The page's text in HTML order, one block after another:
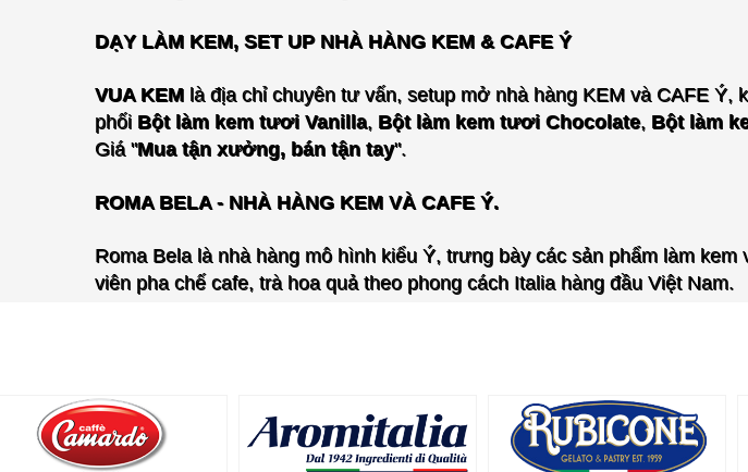
DẠY LÀM KEM, SET UP NHÀ HÀNG KEM & CAFE Ý
VUA KEM là địa chỉ chuyên tư vấn, setup mở nhà hàng KEM và CAFE
phối Bột làm kem tươi Vanilla, Bột làm kem tươi Chocolate, Bột làm
Giá "Mua tận xưởng, bán tận tay".
ROMA BELA - NHÀ HÀNG KEM VÀ CAFE Ý.
Roma Bela là nhà hàng mô hình kiểu Ý, trưng bày các sản phẩm làm
viên pha chế cafe, trà hoa quả theo phong cách Italia hàng đầu Việt Nam.